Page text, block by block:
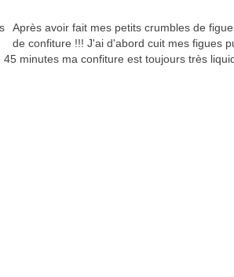
Après avoir fait mes petits crumbles de
de confiture !!! J'ai d'abord cuit mes figues
minutes ma confiture est toujours très